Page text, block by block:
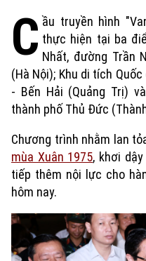
C ầu truyền hình
thực hiện tại ba
Nhất, đường Trần
(Hà Nội); Khu di tích
- Bến Hải (Quảng Trị)
thành phố Thủ Đức
Chương trình nhằm lan
mùa Xuân 1975, khơi
tiếp thêm nội lực cho
hôm nay.